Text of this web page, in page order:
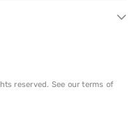
reserved. See our terms of